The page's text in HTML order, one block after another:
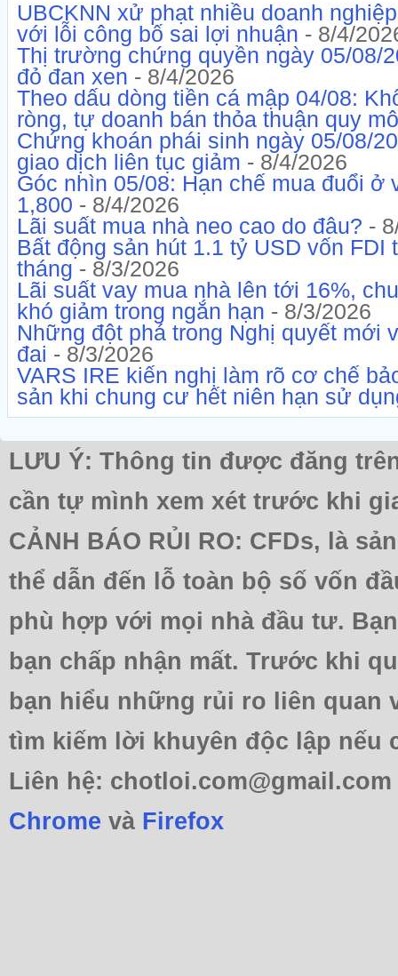
UBCKNN xử phạt nhiều doanh
với lỗi công bố sai lợi nhuận - 8/4/
Thị trường chứng quyền ngày 05/08/
đỏ đan xen - 8/4/2026
Theo dấu dòng tiền cá mập 04/08:
ròng, tự doanh bán thỏa thuận quy
Chứng khoán phái sinh ngày 05/08/
giao dịch liên tục giảm - 8/4/2026
Góc nhìn 05/08: Hạn chế mua đuổi ở
1,800 - 8/4/2026
Lãi suất mua nhà neo cao do đâu? -
Bất động sản hút 1.1 tỷ USD vốn FDI
tháng - 8/3/2026
Lãi suất vay mua nhà lên tới 16%,
khó giảm trong ngắn hạn - 8/3/2026
Những đột phá trong Nghị quyết mới
đai - 8/3/2026
VARS IRE kiến nghị làm rõ cơ chế
sản khi chung cư hết niên hạn sử
LƯU Ý: Thông tin được đăng
cần tự mình xem xét trước khi
CẢNH BÁO RỦI RO: CFDs, là
thể dẫn đến lỗ toàn bộ số vốn
phù hợp với mọi nhà đầu tư.
bạn chấp nhận mất. Trước khi
bạn hiểu những rủi ro liên quan
tìm kiếm lời khuyên độc lập nếu
Liên hệ:
Chrome và Firefox